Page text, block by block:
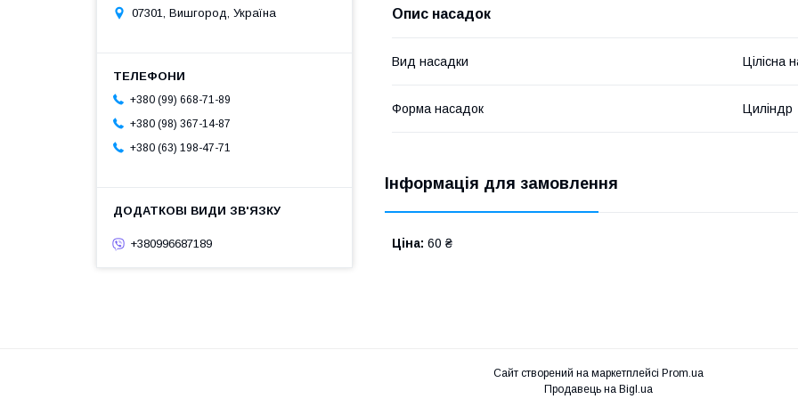
Опис насадок
Вид насадки Цілісна
Форма насадок Циліндр
Інформація для замовлення
Ціна: 60 ₴
07301, Вишгород, Україна
+380 (99) 668-71-89
+380 (98) 367-14-87
+380 (63) 198-47-71
+380996687189
Сайт створений на маркетплейсі Prom.ua
Продавець на Bigl.ua